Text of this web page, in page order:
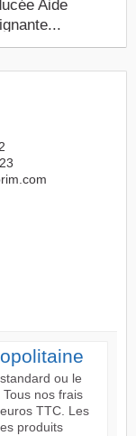
Aide
ou le
nos frais
TTC. Les
produits